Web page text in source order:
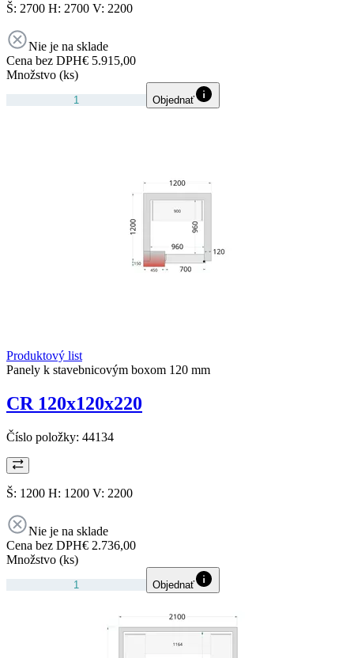
Š: 2700 H: 2700 V: 2200
Nie je na sklade
Cena bez DPH€ 5.915,00
Množstvo (ks)
Objednať
Produktový list
Panely k stavebnicovým boxom 120 mm
CR 120x120x220
Číslo položky: 44134
Š: 1200 H: 1200 V: 2200
Nie je na sklade
Cena bez DPH€ 2.736,00
Množstvo (ks)
Objednať